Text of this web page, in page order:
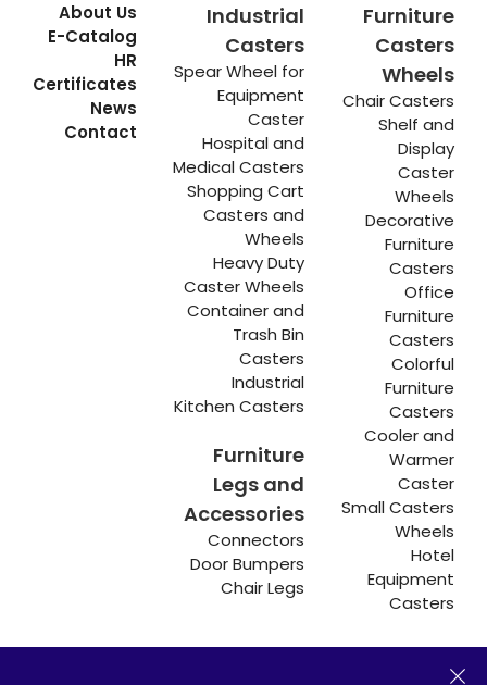
Furniture
Casters
Wheels
Chair Casters
Shelf and
Display
Caster
Wheels
Decorative
Furniture
Casters
Office
Furniture
Casters
Colorful
Furniture
Casters
Cooler and
Warmer
Caster
Small Casters
Wheels
Hotel
Equipment
Casters
Industrial
Casters
Spear Wheel for
Equipment
Caster
Hospital and
Medical Casters
Shopping Cart
Casters and
Wheels
Heavy Duty
Caster Wheels
Container and
Trash Bin
Casters
Industrial
Kitchen Casters
Furniture
Legs and
Accessories
Connectors
Door Bumpers
Chair Legs
About Us
E-Catalog
HR
Certificates
News
Contact